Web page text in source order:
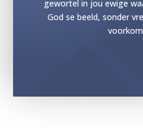
gewortel in jou ewige
God se beeld, sonder